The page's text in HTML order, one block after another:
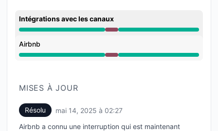
Intégrations avec les canaux
Panne majeure depuis 11:00 PM à 2:27 AM
Airbnb
Panne majeure depuis 11:00 PM à 2:27 AM
MISES À JOUR
Résolu mai 14, 2025 à 02:27
Airbnb a connu une interruption qui est maintenant